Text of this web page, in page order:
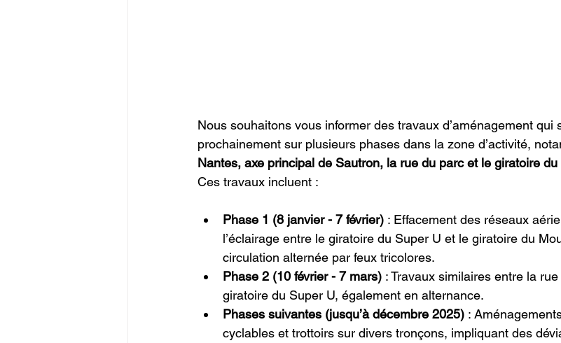
Nous souhaitons vous informer des travaux d’aménagement qui
prochainement sur plusieurs phases dans la zone d’activité,
Nantes, axe principal de Sautron, la rue du parc et le giratoire
Ces travaux incluent :
Phase 1 (8 janvier - 7 février) : Effacement des réseaux
l’éclairage entre le giratoire du Super U et le giratoire du
circulation alternée par feux tricolores.
Phase 2 (10 février - 7 mars) : Travaux similaires entre la
giratoire du Super U, également en alternance.
Phases suivantes (jusqu’à décembre 2025) :
cyclables et trottoirs sur divers tronçons, impliquant des